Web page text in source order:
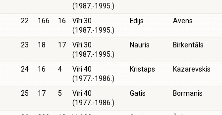
(1987.-1995.)
22 166 16
Vīri 30
(1987.-1995.)
Edijs Avens
23 18 17
Vīri 30
(1987.-1995.)
Nauris Birkentāls
24 16 4
Vīri 40
(1977.-1986.)
Kristaps Kazarevskis
25 17 5
Vīri 40
(1977.-1986.)
Gatis Bormanis